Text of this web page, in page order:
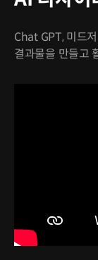
Chat GPT, 미드
결과물을 만들고